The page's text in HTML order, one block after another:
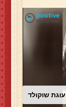
עוגת שוקולד